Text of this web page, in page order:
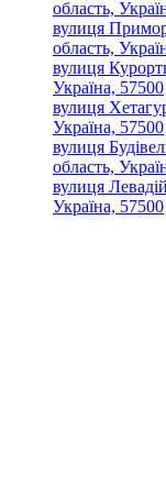
область,
вулиця
область,
вулиця
Україна, 57500
вулиця
Україна, 57500
вулиця
область,
вулиця
Україна, 57500